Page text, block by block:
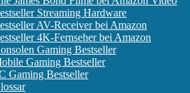
Streaming Hardware
AV-Receiver bei Amazon
4K-Fernseher bei Amazon
Gaming Bestseller
Gaming Bestseller
Gaming Bestseller